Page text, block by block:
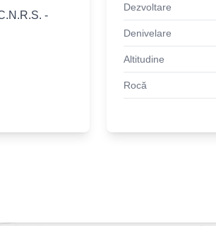
-
Dezvoltare
Denivelare
Altitudine
Rocă